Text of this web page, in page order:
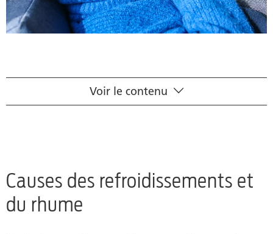
Causes des refroidissements et du rhume
Nez bouché et autres symptômes du
refroidissement
Qu’est-ce qui aide en cas de nez bouché?
Voir le contenu
Causes des refroidissements et
du rhume